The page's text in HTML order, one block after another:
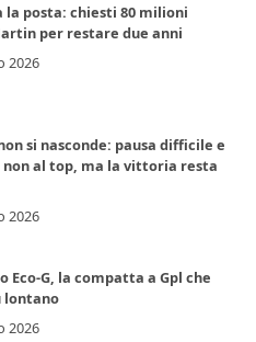
la posta: chiesti 80 milioni
per restare due anni
2026
si nasconde: pausa difficile e
non al top, ma la vittoria resta
2026
Eco-G, la compatta a Gpl che
lontano
2026